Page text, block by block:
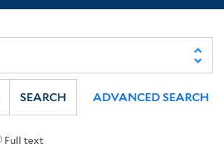
Full text
SEARCH ADVANCED SEARCH